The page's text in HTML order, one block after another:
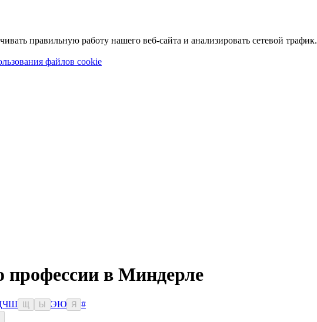
правильную работу нашего веб-сайта и анализировать сетевой трафик.
файлов cookie
профессии в Миндерле
ЧШ Ы ЭЮ Я
#